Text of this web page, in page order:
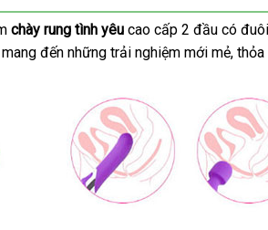
chày rung tình yêu cao cấp 2 đầu có
đến Trung
những trải nghiệm mới mẻtrung
, thỏa